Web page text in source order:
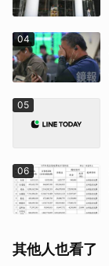
04
05
06
其他人也看了